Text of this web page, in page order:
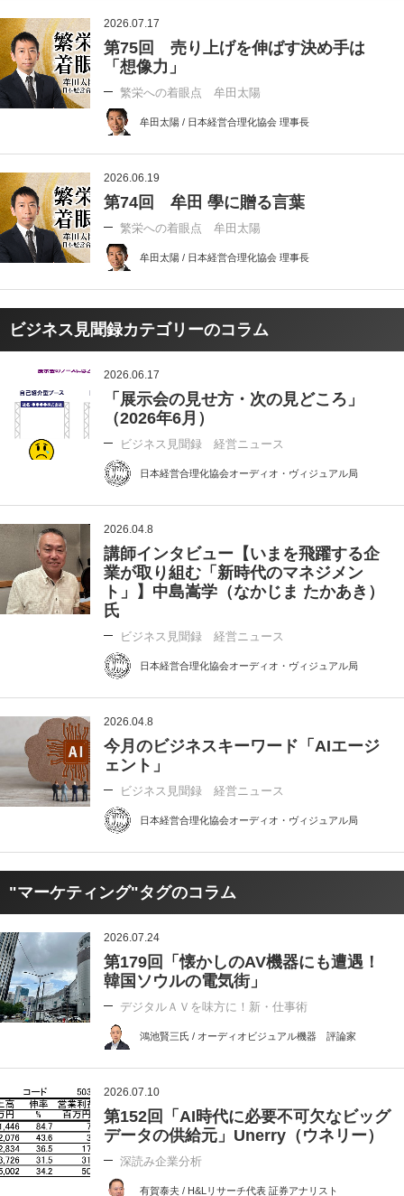
2026.07.17
第75回 売り上げを伸ばす決め手は
「想像力」
繁栄への着眼点 牟田太陽
牟田太陽 / 日本経営合理化協会 理事長
2026.06.19
第74回 牟田 學に贈る言葉
繁栄への着眼点 牟田太陽
牟田太陽 / 日本経営合理化協会 理事長
ビジネス見聞録カテゴリーのコラム
2026.06.17
「展示会の見せ方・次の見どころ」
（2026年6月）
ビジネス見聞録 経営ニュース
日本経営合理化協会オーディオ・ヴィジュアル局
2026.04.8
講師インタビュー【いまを飛躍する企
業が取り組む「新時代のマネジメン
ト」】中島嵩学（なかじま たかあき）
氏
ビジネス見聞録 経営ニュース
日本経営合理化協会オーディオ・ヴィジュアル局
2026.04.8
今月のビジネスキーワード「AIエージ
ェント」
ビジネス見聞録 経営ニュース
日本経営合理化協会オーディオ・ヴィジュアル局
"マーケティング"タグのコラム
2026.07.24
第179回「懐かしのAV機器にも遭遇！
韓国ソウルの電気街」
デジタルＡＶを味方に！新・仕事術
鴻池賢三氏 / オーディオビジュアル機器 評論家
2026.07.10
第152回「AI時代に必要不可欠なビッグ
データの供給元」Unerry（ウネリー）
深読み企業分析
有賀泰夫 / H&Lリサーチ代表 証券アナリスト